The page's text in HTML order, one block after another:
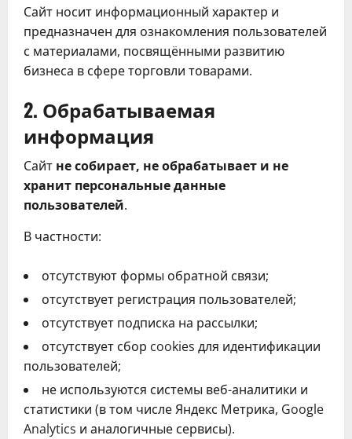
Сайт носит информационный характер и
предназначен для ознакомления пользователей
с материалами, посвящёнными развитию
бизнеса в сфере торговли товарами.
2. Обрабатываемая
информация
Сайт не собирает, не обрабатывает и не
хранит персональные данные
пользователей.
В частности:
отсутствуют формы обратной связи;
отсутствует регистрация пользователей;
отсутствует подписка на рассылки;
отсутствует сбор cookies для идентификации
пользователей;
не используются системы веб-аналитики и
статистики (в том числе Яндекс Метрика, Google
Analytics и аналогичные сервисы).